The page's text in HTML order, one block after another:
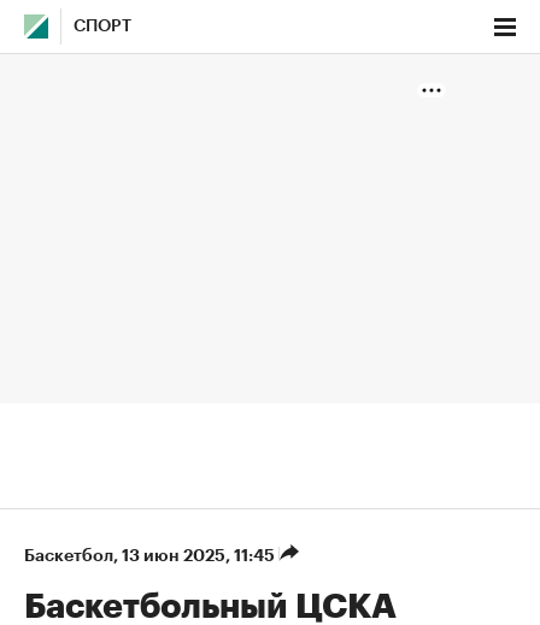
СПОРТ
Баскетбол⁠, 13 июн 2025, 11:45
Баскетбольный ЦСКА